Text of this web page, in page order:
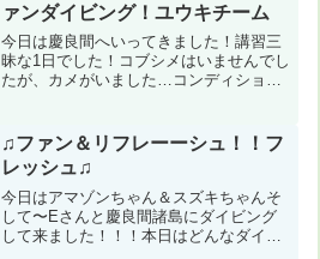
ァンダイビング！ユウキチーム
今日は慶良間へいってきました！講習三
昧な1日でした！コブシメはいませんでし
たが、カメがいました…コンディション
速：南１０m 波：３m うねり：あり
透明度２０m 水温:...
♫ファン＆リフレーーシュ！！フ
レッシュ♫
今日はアマゾンちゃん＆スズキちゃんそ
して〜Eさんと慶良間諸島にダイビング
して来ました！！！本日はどんなダイビ